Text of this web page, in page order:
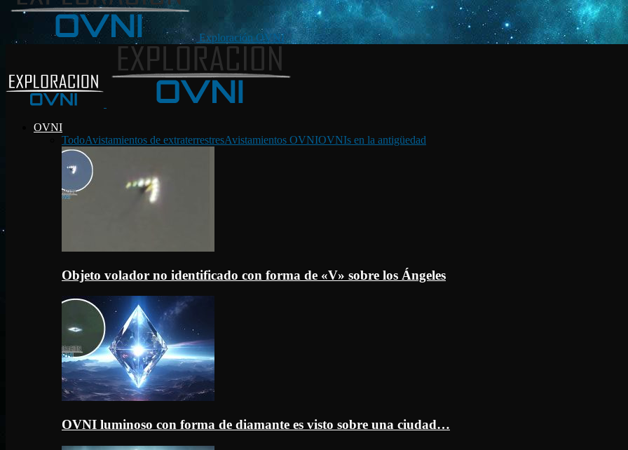
Exploración OVNI
OVNI
TodoAvistamientos de extraterrestresAvistamientos OVNIOVNIs en la antigüedad
Objeto volador no identificado con forma de «V» sobre los Ángeles
OVNI luminoso con forma de diamante es visto sobre una ciudad…